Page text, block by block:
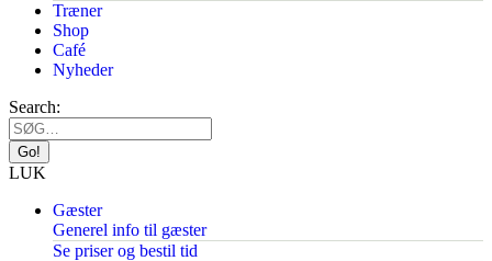
Træner
Shop
Café
Nyheder
Search:
LUK
Gæster
Generel info til gæster
Se priser og bestil tid